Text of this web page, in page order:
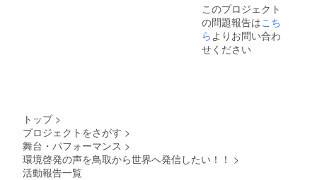
このプロジェクト
の問題報告はこち
ら よりお問い合わ
せください
トップ >
プロジェクトをさがす >
舞台・パフォーマンス >
環境啓発の声を鳥取から世界へ発信したい！！ >
活動報告一覧